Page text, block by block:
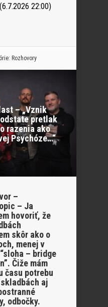
22:00)
Rozhovory
– „Vznik
pretlak
razenia ako
Psychóze…“
–
– Ja
hovoriť, že
skôr ako o
menej v
– bridge
Čiže mám
času potrebu
aj
odbočky.